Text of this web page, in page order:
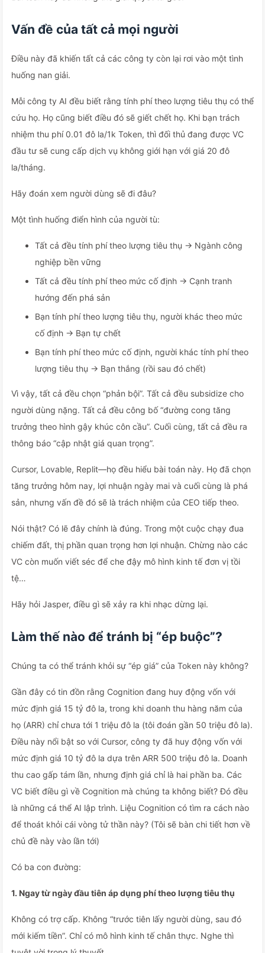
Vấn đề của tất cả mọi người
Điều này đã khiến tất cả các công ty còn lại rơi vào một tình
huống nan giải.
Mỗi công ty AI đều biết rằng tính phí theo lượng tiêu thụ có thể
cứu họ. Họ cũng biết điều đó sẽ giết chết họ. Khi bạn trách
nhiệm thu phí 0.01 đô la/1k Token, thì đối thủ đang được VC
đầu tư sẽ cung cấp dịch vụ không giới hạn với giá 20 đô
la/tháng.
Hãy đoán xem người dùng sẽ đi đâu?
Một tình huống điển hình của người tù:
Tất cả đều tính phí theo lượng tiêu thụ → Ngành công
nghiệp bền vững
Tất cả đều tính phí theo mức cố định → Cạnh tranh
hướng đến phá sản
Bạn tính phí theo lượng tiêu thụ, người khác theo mức
cố định → Bạn tự chết
Bạn tính phí theo mức cố định, người khác tính phí theo
lượng tiêu thụ → Bạn thắng (rồi sau đó chết)
Vì vậy, tất cả đều chọn “phản bội”. Tất cả đều subsidize cho
người dùng nặng. Tất cả đều công bố “đường cong tăng
trưởng theo hình gậy khúc côn cầu”. Cuối cùng, tất cả đều ra
thông báo “cập nhật giá quan trọng”.
Cursor, Lovable, Replit—họ đều hiểu bài toán này. Họ đã chọn
tăng trưởng hôm nay, lợi nhuận ngày mai và cuối cùng là phá
sản, nhưng vấn đề đó sẽ là trách nhiệm của CEO tiếp theo.
Nói thật? Có lẽ đây chính là đúng. Trong một cuộc chạy đua
chiếm đất, thị phần quan trọng hơn lợi nhuận. Chừng nào các
VC còn muốn viết séc để che đậy mô hình kinh tế đơn vị tồi
tệ…
Hãy hỏi Jasper, điều gì sẽ xảy ra khi nhạc dừng lại.
Làm thế nào để tránh bị “ép buộc”?
Chúng ta có thể tránh khỏi sự “ép giá” của Token này không?
Gần đây có tin đồn rằng Cognition đang huy động vốn với
mức định giá 15 tỷ đô la, trong khi doanh thu hàng năm của
họ (ARR) chỉ chưa tới 1 triệu đô la (tôi đoán gần 50 triệu đô la).
Điều này nổi bật so với Cursor, công ty đã huy động vốn với
mức định giá 10 tỷ đô la dựa trên ARR 500 triệu đô la. Doanh
thu cao gấp tám lần, nhưng định giá chỉ là hai phần ba. Các
VC biết điều gì về Cognition mà chúng ta không biết? Đó đều
là những cá thể AI lập trình. Liệu Cognition có tìm ra cách nào
để thoát khỏi cái vòng tử thần này? (Tôi sẽ bàn chi tiết hơn về
chủ đề này vào lần tới)
Có ba con đường:
1. Ngay từ ngày đầu tiên áp dụng phí theo lượng tiêu thụ
Không có trợ cấp. Không “trước tiên lấy người dùng, sau đó
mới kiếm tiền”. Chỉ có mô hình kinh tế chân thực. Nghe thì